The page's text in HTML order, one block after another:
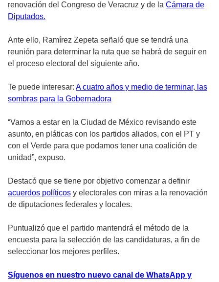
renovación del Congreso de Veracruz y de la Cámara de
Diputados.
Ante ello, Ramírez Zepeta señaló que se tendrá una
reunión para determinar la ruta que se habrá de seguir en
el proceso electoral del siguiente año.
Te puede interesar: A cuatro años y medio de terminar, las
sombras para la Gobernadora
“Vamos a estar en la Ciudad de México revisando este
asunto, en pláticas con los partidos aliados, con el PT y
con el Verde para que podamos tener una coalición de
unidad”, expuso.
Destacó que se tiene por objetivo comenzar a definir
acuerdos políticos y electorales con miras a la renovación
de diputaciones federales y locales.
Puntualizó que el partido mantendrá el método de la
encuesta para la selección de las candidaturas, a fin de
seleccionar los mejores perfiles.
Síguenos en nuestro nuevo canal de WhatsApp y